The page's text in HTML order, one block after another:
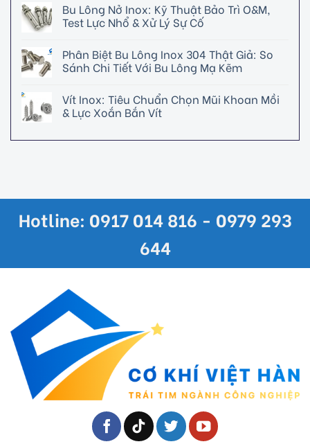
Bu Lông Nở Inox: Kỹ Thuật Bảo Trì O&M,
Test Lực Nhổ & Xử Lý Sự Cố
Phân Biệt Bu Lông Inox 304 Thật Giả: So
Sánh Chi Tiết Với Bu Lông Mạ Kẽm
Vít Inox: Tiêu Chuẩn Chọn Mũi Khoan Mồi
& Lực Xoắn Bắn Vít
Hotline: 0917 014 816 - 0979 293
644